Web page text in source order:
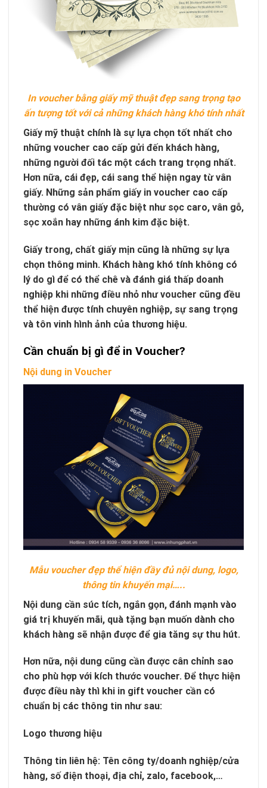
In voucher bằng giấy mỹ thuật đẹp sang trọng tạo
ấn tượng tốt với cả những khách hàng khó tính nhất
Giấy mỹ thuật chính là sự lựa chọn tốt nhất cho
những voucher cao cấp gửi đến khách hàng,
những người đối tác một cách trang trọng nhất.
Hơn nữa, cái đẹp, cái sang thể hiện ngay từ vân
giấy. Những sản phẩm giấy in voucher cao cấp
thường có vân giấy đặc biệt như sọc caro, vân gỗ,
sọc xoắn hay những ánh kim đặc biệt.
Giấy trong, chất giấy mịn cũng là những sự lựa
chọn thông minh. Khách hàng khó tính không có
lý do gì để có thể chê và đánh giá thấp doanh
nghiệp khi những điều nhỏ như voucher cũng đều
thể hiện được tính chuyên nghiệp, sự sang trọng
và tôn vinh hình ảnh của thương hiệu.
Cần chuẩn bị gì để in Voucher?
Nội dung in Voucher
Mẫu voucher đẹp thể hiện đầy đủ nội dung, logo,
thông tin khuyến mại…..
Nội dung cần súc tích, ngắn gọn, đánh mạnh vào
giá trị khuyến mãi, quà tặng bạn muốn dành cho
khách hàng sẽ nhận được để gia tăng sự thu hút.
Hơn nữa, nội dung cũng cần được cân chỉnh sao
cho phù hợp với kích thước voucher. Để thực hiện
được điều này thì khi in gift voucher cần có
chuẩn bị các thông tin như sau:
Logo thương hiệu
Thông tin liên hệ: Tên công ty/doanh nghiệp/cửa
hàng, số điện thoại, địa chỉ, zalo, facebook,…